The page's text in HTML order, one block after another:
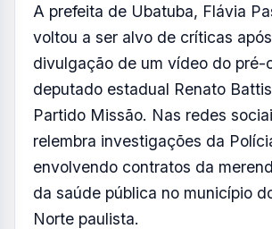
A prefeita de Ubatuba, Flávia
voltou a ser alvo de críticas
divulgação de um vídeo do pré-
deputado estadual Renato
Partido Missão. Nas redes
relembra investigações da
envolvendo contratos da
da saúde pública no município
Norte paulista.